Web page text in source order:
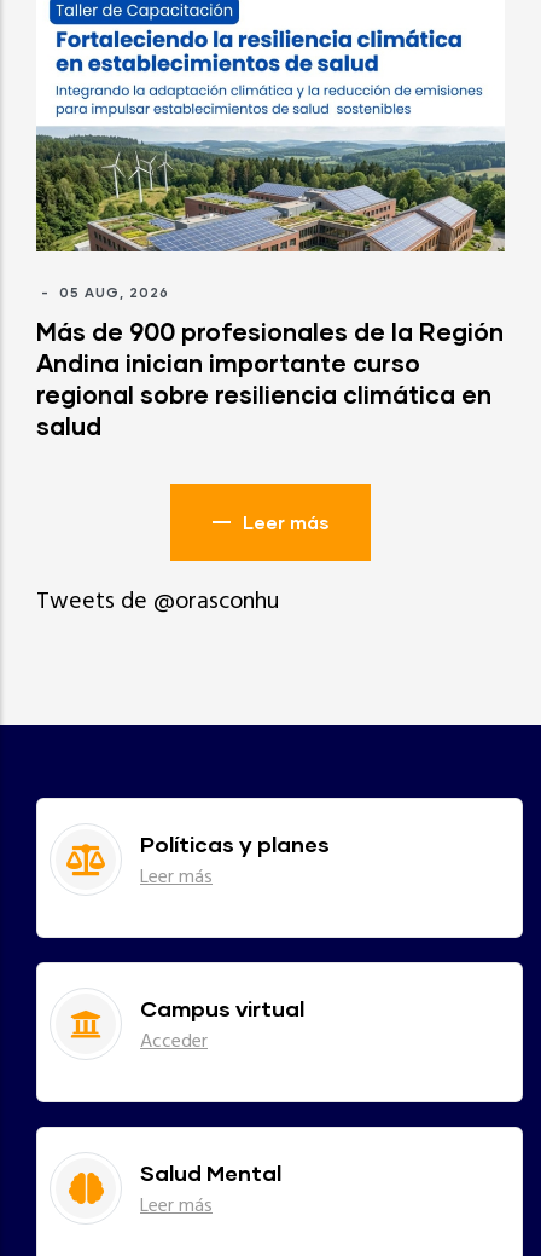
- 05 AUG, 2026
Más de 900 profesionales de la Región
Andina inician importante curso
regional sobre resiliencia climática en
salud
Leer más
Tweets de @orasconhu
Políticas y planes
Leer más
Campus virtual
Acceder
Salud Mental
Leer más